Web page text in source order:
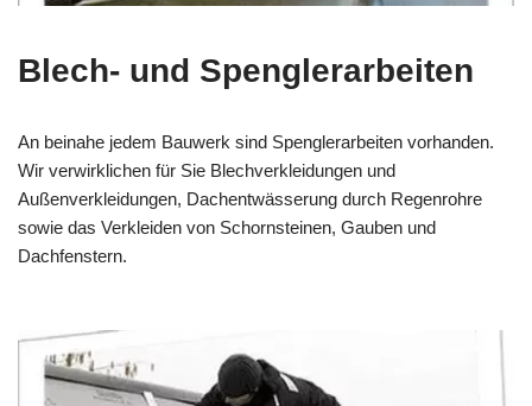
Blech- und Spenglerarbeiten
An beinahe jedem Bauwerk sind Spenglerarbeiten vorhanden.
Wir verwirklichen für Sie Blechverkleidungen und
Außenverkleidungen, Dachentwässerung durch Regenrohre
sowie das Verkleiden von Schornsteinen, Gauben und
Dachfenstern.